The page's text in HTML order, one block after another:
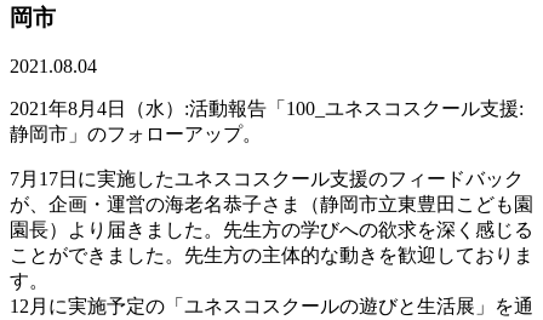
岡市
2021.08.04
2021年8月4日（水）:活動報告「100_ユネスコスクール支援:
静岡市」のフォローアップ。
7月17日に実施したユネスコスクール支援のフィードバック
が、企画・運営の海老名恭子さま（静岡市立東豊田こども園
園長）より届きました。先生方の学びへの欲求を深く感じる
ことができました。先生方の主体的な動きを歓迎しておりま
す。
12月に実施予定の「ユネスコスクールの遊びと生活展」を通